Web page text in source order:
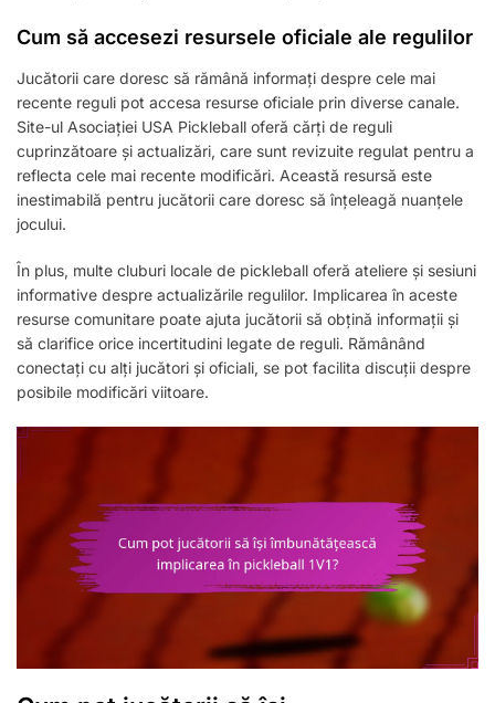
Cum să accesezi resursele oficiale ale regulilor
Jucătorii care doresc să rămână informați despre cele mai
recente reguli pot accesa resurse oficiale prin diverse canale.
Site-ul Asociației USA Pickleball oferă cărți de reguli
cuprinzătoare și actualizări, care sunt revizuite regulat pentru a
reflecta cele mai recente modificări. Această resursă este
inestimabilă pentru jucătorii care doresc să înțeleagă nuanțele
jocului.
În plus, multe cluburi locale de pickleball oferă ateliere și sesiuni
informative despre actualizările regulilor. Implicarea în aceste
resurse comunitare poate ajuta jucătorii să obțină informații și
să clarifice orice incertitudini legate de reguli. Rămânând
conectați cu alți jucători și oficiali, se pot facilita discuții despre
posibile modificări viitoare.